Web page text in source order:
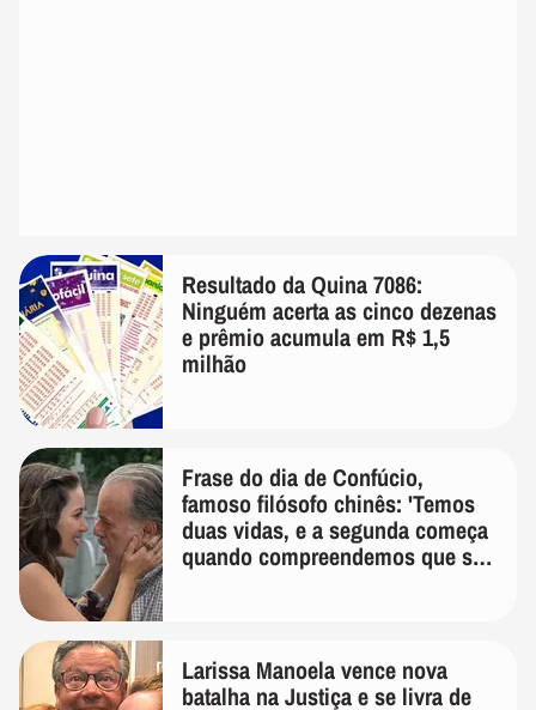
Resultado da Quina 7086:
Ninguém acerta as cinco dezenas
e prêmio acumula em R$ 1,5
milhão
Frase do dia de Confúcio,
famoso filósofo chinês: 'Temos
duas vidas, e a segunda começa
quando compreendemos que só
Larissa Manoela vence nova
batalha na Justiça e se livra de